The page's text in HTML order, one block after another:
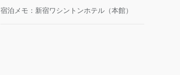
宿泊メモ：新宿ワシントンホテル（本館）